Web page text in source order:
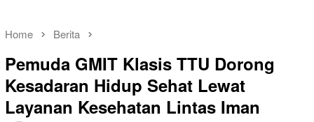
Home Berita
Pemuda GMIT Klasis TTU Dorong
Kesadaran Hidup Sehat Lewat
Layanan Kesehatan Lintas Iman